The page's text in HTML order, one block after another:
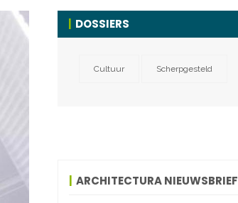
DOSSIERS
Cultuur Scherpgesteld
ARCHITECTURA NIEUWSBRIEF